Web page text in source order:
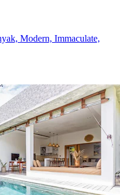
Modern, Immaculate,